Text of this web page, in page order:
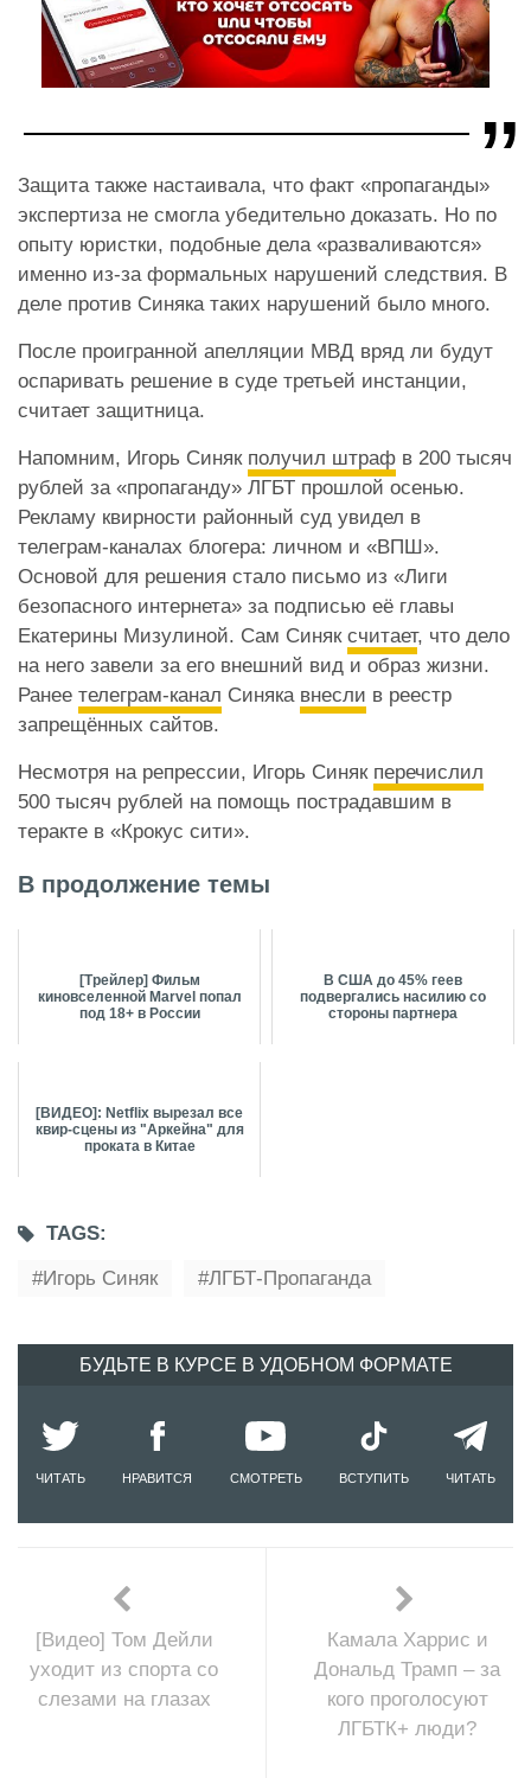
Защита также настаивала, что факт «пропаганды»
экспертиза не смогла убедительно доказать. Но по
опыту юристки, подобные дела «разваливаются»
именно из-за формальных нарушений следствия. В
деле против Синяка таких нарушений было много.
После проигранной апелляции МВД вряд ли будут
оспаривать решение в суде третьей инстанции,
считает защитница.
Напомним, Игорь Синяк получил штраф в 200 тысяч
рублей за «пропаганду» ЛГБТ прошлой осенью.
Рекламу квирности районный суд увидел в
телеграм-каналах блогера: личном и «ВПШ».
Основой для решения стало письмо из «Лиги
безопасного интернета» за подписью её главы
Екатерины Мизулиной. Сам Синяк считает, что дело
на него завели за его внешний вид и образ жизни.
Ранее телеграм-канал Синяка внесли в реестр
запрещённых сайтов.
Несмотря на репрессии, Игорь Синяк перечислил
500 тысяч рублей на помощь пострадавшим в
теракте в «Крокус сити».
В продолжение темы
[Трейлер] Фильм
киновселенной Marvel попал
под 18+ в России
В США до 45% геев
подвергались насилию со
стороны партнера
[ВИДЕО]: Netflix вырезал все
квир-сцены из "Аркейна" для
проката в Китае
TAGS:
Игорь Синяк
ЛГБТ-Пропаганда
БУДЬТЕ В КУРСЕ В УДОБНОМ ФОРМАТЕ
ЧИТАТЬ НРАВИТСЯ СМОТРЕТЬ ВСТУПИТЬ ЧИТАТЬ
[Видео] Том Дейли
уходит из спорта со
слезами на глазах
Камала Харрис и
Дональд Трамп – за
кого проголосуют
ЛГБТК+ люди?